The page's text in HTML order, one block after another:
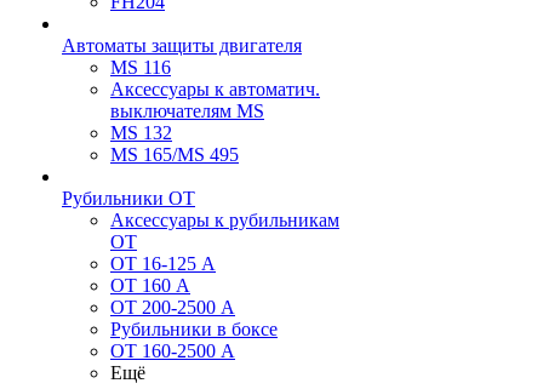
Автоматы защиты двигателя
MS 116
Аксессуары к автоматич.
выключателям MS
MS 132
MS 165/MS 495
Рубильники ОТ
Аксессуары к рубильникам
OT
OT 16-125 А
OT 160 А
OT 200-2500 А
Рубильники в боксе
OT 160-2500 А
Ещё